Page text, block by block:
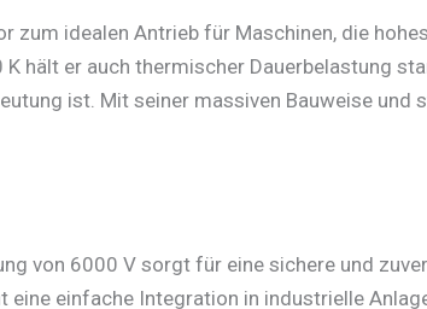
zum idealen Antrieb für Maschinen, die
hält er auch thermischer Dauerbelastung
ist. Mit seiner massiven Bauweise
von 6000 V sorgt für eine sichere und
einfache Integration in industrielle